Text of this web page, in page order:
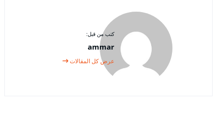
كتب من قبل:
ammar
عرض كل المقالات